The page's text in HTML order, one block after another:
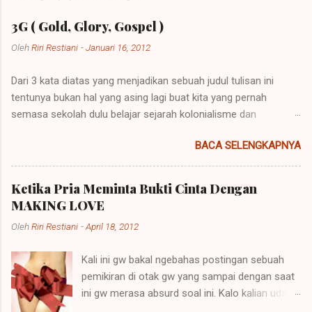
3G ( Gold, Glory, Gospel )
OlehRiri Restiani -Januari 16, 2012
Dari 3 kata diatas yang menjadikan sebuah judul tulisan ini
tentunya bukan hal yang asing lagi buat kita yang pernah
semasa sekolah dulu belajar sejarah kolonialisme dan
bentuk kalimat yang mempunyai penjelasan yang berbeda
namun pada prinsipnya mempunyai maksud yang sama.
Imperialisme ialah sebuah kebijakan di mana sebuah negara
besar dapat memegang kendali atau pemerintahan atas daerah
lain agar negara itu bisa dipelihara atau berkembang. Sebuah
contoh imperialisme terjadi saat negara-negara itu
imperialisme berasal dari kata Latin "imperare" yang artinya
"memerintah". Hak untuk memerintah (imperare) disebut
"imperium". Orang yang diberi hak itu (diberi imperium) disebut
BACA SELENGKAPNYA
Ketika Pria Meminta Bukti Cinta Dengan
MAKING LOVE
OlehRiri Restiani -April 18, 2012
Kali ini gw bakal ngebahas postingan sebuah
pemikiran di otak gw yang sampai dengan saat
ini gw merasa absurd soal ini. Kalo kalian udah